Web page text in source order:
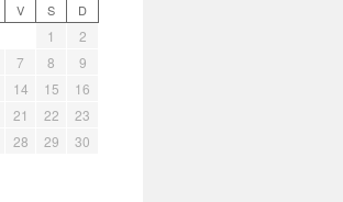
V S D
1
2
7 8
9
14 15
16
21 22
23
28 29
30